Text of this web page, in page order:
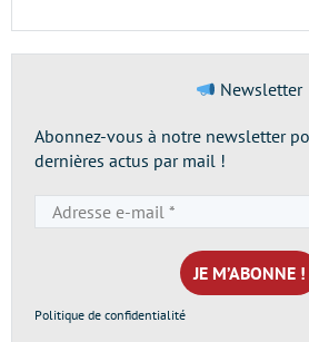
Newsletter
Abonnez-vous à notre newsletter
dernières actus par mail !
e-
mail
*
Politique de confidentialité